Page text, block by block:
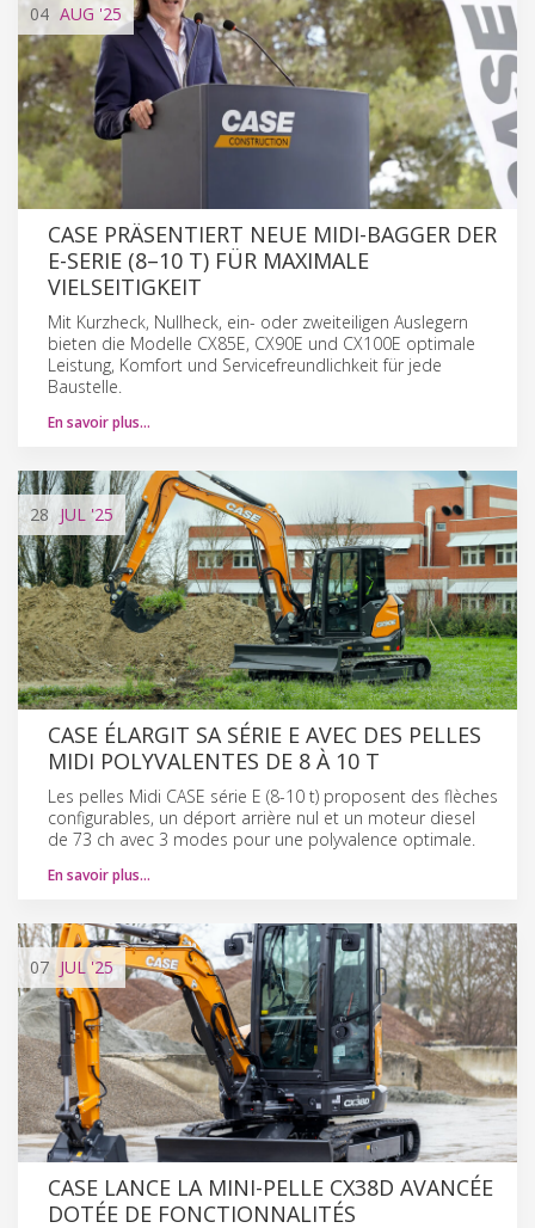
04 AUG '25
CASE PRÄSENTIERT NEUE MIDI-BAGGER DER
E-SERIE (8–10 T) FÜR MAXIMALE
VIELSEITIGKEIT
Mit Kurzheck, Nullheck, ein- oder zweiteiligen Auslegern
bieten die Modelle CX85E, CX90E und CX100E optimale
Leistung, Komfort und Servicefreundlichkeit für jede
Baustelle.
En savoir plus…
28 JUL '25
CASE ÉLARGIT SA SÉRIE E AVEC DES PELLES
MIDI POLYVALENTES DE 8 À 10 T
Les pelles Midi CASE série E (8-10 t) proposent des flèches
configurables, un déport arrière nul et un moteur diesel
de 73 ch avec 3 modes pour une polyvalence optimale.
En savoir plus…
07 JUL'25
CASE LANCE LA MINI-PELLE CX38D AVANCÉE
DOTÉE DE FONCTIONNALITÉS